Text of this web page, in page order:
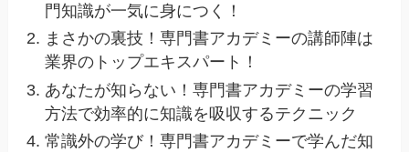
門知識が一気に身につく！
まさかの裏技！専門書アカデミーの講師陣は
業界のトップエキスパート！
あなたが知らない！専門書アカデミーの学習
方法で効率的に知識を吸収するテクニック
常識外の学び！専門書アカデミーで学んだ知